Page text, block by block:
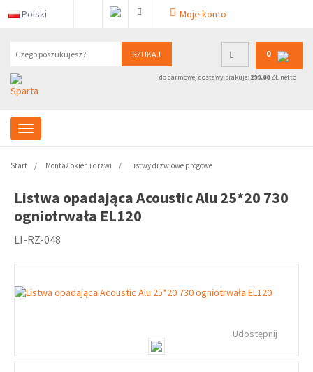
Polski Moje konto
SZUKAJ 0
do darmowej dostawy brakuje: 299.00ZŁ netto
Start Montaż okien i drzwi Listwy drzwiowe progowe
Listwa opadająca Acoustic Alu 25*20 730
ogniotrwała EL120
LI-RZ-048
Udostępnij